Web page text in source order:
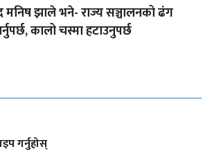
मनिष झाले भने- राज्य सञ्चालनको ढंग
कालो चस्मा हटाउनुपर्छ
गर्नुहोस्